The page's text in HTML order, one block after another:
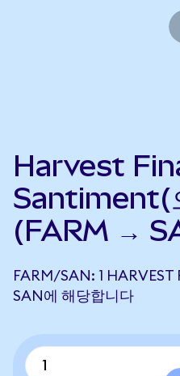
Harvest
Santiment(
(FARM →
FARM/SAN: 1
SAN에 해당합니다